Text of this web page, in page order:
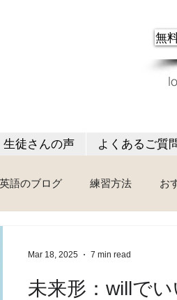
無
生徒さんの声 よくあるご質
英語のブログ 練習方法 お
未来形：willでい
Mar 18, 2025 7 min read